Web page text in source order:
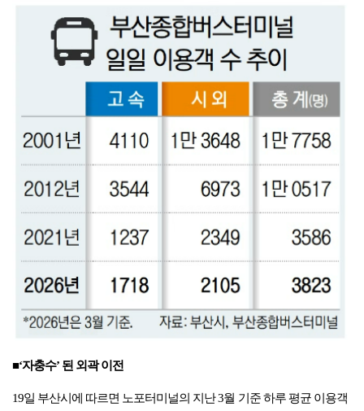
■‘자충수’ 된 외곽 이전
19일 부산시에 따르면 노포터미널의 지난 3월 기준 하루 평균 이용객